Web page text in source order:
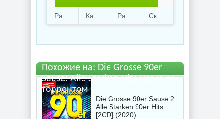
Sause: Alle Starken Hits
бесплатно
72 52 392.82 Mb
Похожие на: Die Grosse 90er
Sause: Alle Starken Hits Der 90er
торрентом
Die Grosse 90er Sause 2:
Alle Starken 90er Hits
[2CD] (2020)